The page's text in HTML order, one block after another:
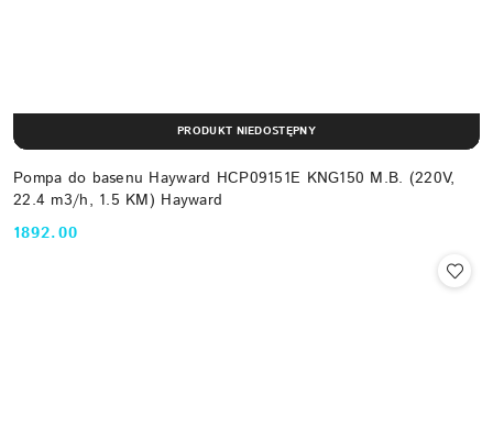
Pompa do basenu Hayward HCP09151E KNG150 M.B. (220V,
22.4 m3/h, 1.5 KM) Hayward
Cena:
1892.00
PRODUKT NIEDOSTĘPNY